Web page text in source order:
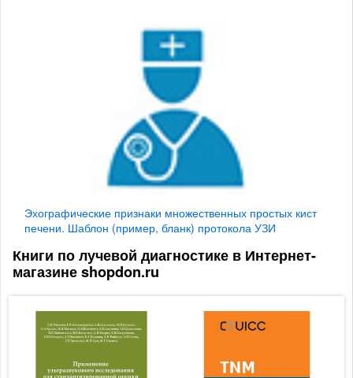
Эхографические признаки множественных простых кист
печени. Шаблон (пример, бланк) протокола УЗИ
Книги по лучевой диагностике в Интернет-
магазине shopdon.ru